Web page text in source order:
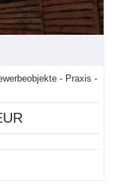
- Praxis -